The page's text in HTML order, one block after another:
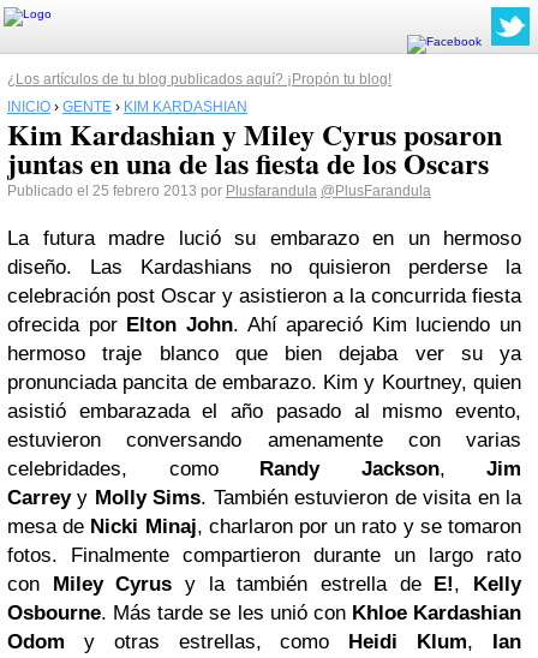
¿Los artículos de tu blog publicados aquí? ¡Propón tu blog!
INICIO › GENTE › KIM KARDASHIAN
Kim Kardashian y Miley Cyrus posaron
juntas en una de las fiesta de los Oscars
Publicado el 25 febrero 2013 por Plusfarandula @PlusFarandula
La futura madre lució su embarazo en un hermoso
diseño.
Las Kardashians no quisieron perderse la
celebración post Oscar y asistieron a la concurrida fiesta
ofrecida por Elton John. Ahí apareció Kim luciendo un
hermoso traje blanco que bien dejaba ver su ya
pronunciada pancita de embarazo. Kim y Kourtney, quien
asistió embarazada el año pasado al mismo evento,
estuvieron conversando amenamente con varias
celebridades, como Randy Jackson, Jim
Carreyy Molly Sims. También estuvieron de visita en la
mesa de Nicki Minaj, charlaron por un rato y se tomaron
fotos.
Finalmente compartieron durante un largo rato
con Miley Cyrus y la también estrella de E!, Kelly
Osbourne. Más tarde se les unió con Khloe Kardashian
Odom y otras estrellas, como Heidi Klum, Ian